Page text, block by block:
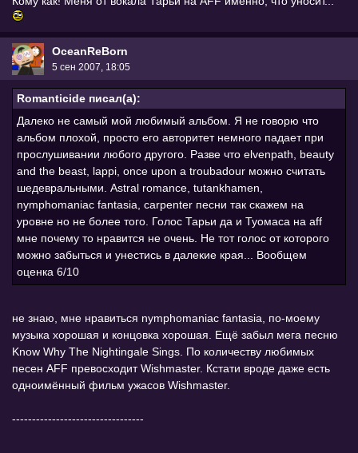
OceanReBorn
5 сен 2007, 18:05
Romanticide писал(а):
Далеко не самый мой любимый альбом. Я не говорю что
альбом плохой, просто его авторитет немного падает при
прослушивании любого другого. Разве что elvenpath, beauty
and the beast, lappi, once upon a troubadour можно считать
шедевральными. Astral romance, tutankhamen,
nymphomaniac fantasia, carpenter песни так скажем на
уровне но не более того. Голос Тарьи да и Туомаса на aff
мне почему то нравится не очень. Не тот голос от которого
можно забыться и унестись в далекие края... Вообщем
оценка 6/10
не знаю, мне нравиться nymphomaniac fantasia, по-моему
музыка хорошая и концовка хорошая. Ещё забыл мега песню
Know Why The Nightingale Sings. По количеству любимых
песен AFF превосходит Wishmaster. Кстати вроде даже есть
одноимённый фильм ужасов Wishmaster.
---------------------------------